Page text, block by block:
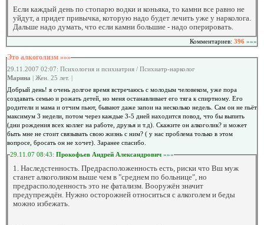
Если каждый день по стопарю водки и коньяка, то камни все равно не
уйдут, а придет привычка, которую надо будет лечить уже у нарколога.
Дальше надо думать, что если камни большие - надо оперировать.
Комментариев: 396 »»»
Это алкоголизм »»»
29.11.2007 02:07: Психология и психиатрия / Психиатр-нарколог
Марина | Жен. 25 лет. |
Добрый день! я очень долгое время встречаюсь с молодым человеком, уже пора
создавать семью и рожать детей, но меня останавливает его тяга к спиртному. Его
родители и мама и отчим пьют, бывают даже запои на несколько недель. Сам он не пьёт
максимум 3 недели, потом через каждые 3-5 дней находится повод, что бы выпить
(дни рождения всех коллег на работе, друзья и т.д). Скажите он алкоголик? и может
быть мне не стоит связывать свою жизнь с ним? ( у нас проблема только в этом
вопросе, бросать он не хочет). Заранее спасибо.
29.11.07 08:43: Прокофьев Андрей Александрович »»»
1. Наследстенность. Предрасположенность есть, риски что Вш муж
станет алкоголиком выше чем в "среднем по больнице", но
предрасполоденность это не фатализм. Вооружён значит
предупреждён. Нужно осторожней относиться с алкоголем и беды
можно избежать.